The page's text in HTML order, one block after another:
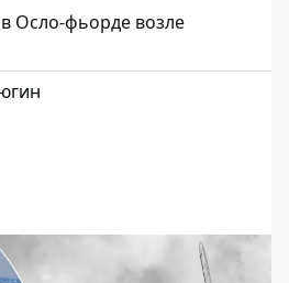
Осло-фьорде возле